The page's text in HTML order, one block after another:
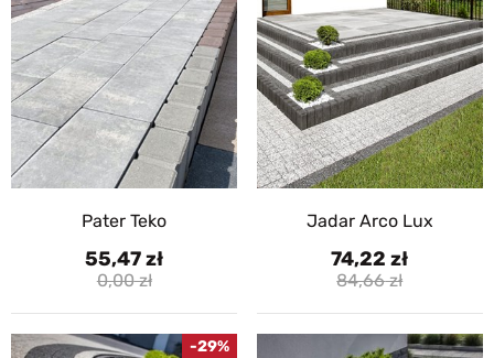
Pater Teko
55,47
0,00
Jadar Arco Lux
74,22
84,66
-29%